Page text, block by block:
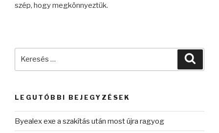
szép, hogy megkönnyeztük.
LEGUTÓBBI BEJEGYZÉSEK
Byealex exe a szakítás után most újra ragyog